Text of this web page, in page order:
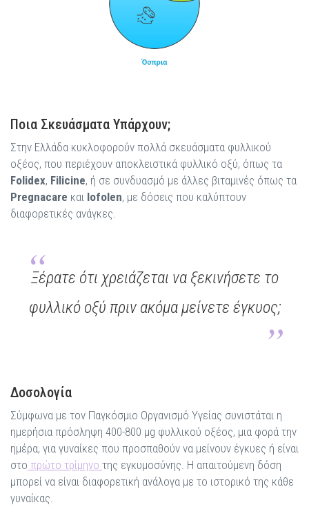
Ποια Σκευάσματα Υπάρχουν;
Στην Ελλάδα κυκλοφορούν πολλά σκευάσματα φυλλικού
οξέος, που περιέχουν αποκλειστικά φυλλικό οξύ, όπως τα
Folidex, Filicine, ή σε συνδυασμό με άλλες βιταμινές όπως τα
Pregnacare και Iofolen, με δόσεις που καλύπτουν
διαφορετικές ανάγκες.
Ξέρατε ότι χρειάζεται να ξεκινήσετε το
φυλλικό οξύ πριν ακόμα μείνετε έγκυος;
Δοσολογία
Σύμφωνα με τον Παγκόσμιο Οργανισμό Υγείας συνιστάται η
ημερήσια πρόσληψη 400-800 μg φυλλικού οξέος, μια φορά την
ημέρα, για γυναίκες που προσπαθούν να μείνουν έγκυες ή είναι
στο πρώτο τρίμηνο της εγκυμοσύνης. Η απαιτούμενη δόση
μπορεί να είναι διαφορετική ανάλογα με το ιστορικό της κάθε
γυναίκας.